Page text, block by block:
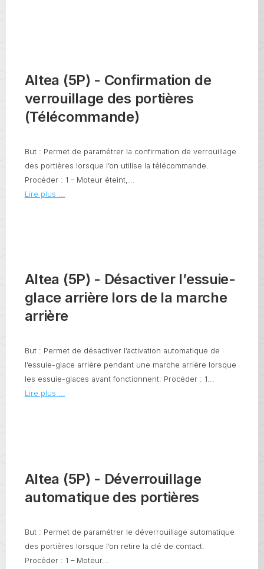
Altea (5P) - Confirmation de
verrouillage des portières
(Télécommande)
But : Permet de paramétrer la confirmation de verrouillage
des portières lorsque l’on utilise la télécommande.
Procéder : 1 – Moteur éteint,...
Lire plus ...
Altea (5P) - Désactiver l’essuie-
glace arrière lors de la marche
arrière
But : Permet de désactiver l’activation automatique de
l’essuie-glace arrière pendant une marche arrière lorsque
les essuie-glaces avant fonctionnent. Procéder : 1...
Lire plus ...
Altea (5P) - Déverrouillage
automatique des portières
But : Permet de paramétrer le déverrouillage automatique
des portières lorsque l’on retire la clé de contact.
Procéder : 1 – Moteur...